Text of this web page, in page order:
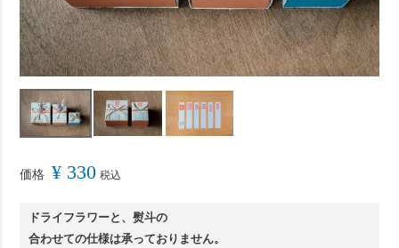
価格 ¥ 330 税込
ドライフラワーと、熨斗の
合わせての仕様は承っておりません。